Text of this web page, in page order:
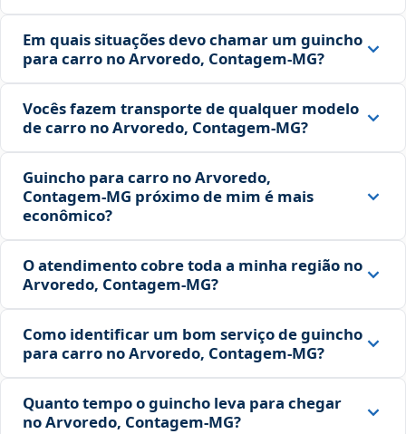
Em quais situações devo chamar um guincho
para carro no Arvoredo, Contagem‑MG?
Vocês fazem transporte de qualquer modelo
de carro no Arvoredo, Contagem‑MG?
Guincho para carro no Arvoredo,
Contagem‑MG próximo de mim é mais
econômico?
O atendimento cobre toda a minha região no
Arvoredo, Contagem‑MG?
Como identificar um bom serviço de guincho
para carro no Arvoredo, Contagem‑MG?
Quanto tempo o guincho leva para chegar
no Arvoredo, Contagem‑MG?